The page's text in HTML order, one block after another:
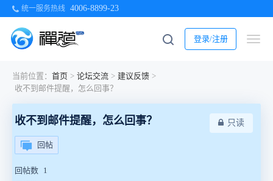
统一服务热线 4006-8899-23
登录/注册
当前位置： 首页 > 论坛交流 > 建议反馈 >
收不到邮件提醒，怎么回事？
只读
收不到邮件提醒，怎么回事？
回帖
回帖数 1